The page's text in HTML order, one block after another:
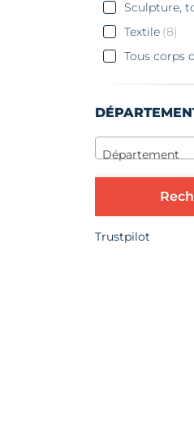
Sculpture,
Textile (8)
Tous corps
Département
Trustpilot